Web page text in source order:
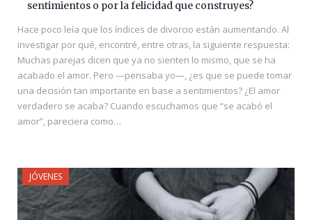
sentimientos o por la felicidad que construyes?
Hace poco leía que los índices de divorcio están aumentando. Al
investigar por qué, encontré, entre otras, la siguiente respuesta:
Muchas parejas dicen que ya no sienten lo mismo, que se ha
acabado el amor. Pero —pensaba yo—, ¿es que se puede tomar
una decisión tan importante en base a sentimientos? ¿El amor
verdadero se acaba? Cuando escuchamos que “se acabó el
amor”, pareciera como…
JÓVENES